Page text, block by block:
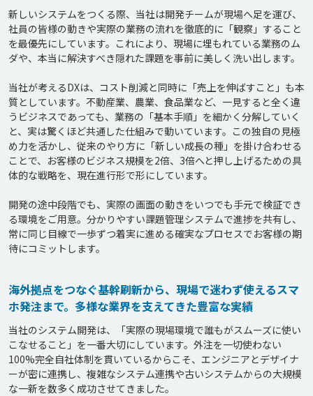
新しいシステムをつくる際、当社は開発チームが現場へ足を運び、
社員の皆様の動きや実際の業務の流れを徹底的に「観察」すること
を最優先にしています。これにより、現場に埋もれている業務のム
ダや、本当に解決すべき隠れた課題を事前に美しく洗い出します。
当社が考えるDXは、コスト削減と同時に「売上を伸ばすこと」も本
質としています。不動産業、農業、食品業など、一見すると全く違
うビジネスであっても、業務の「基本手順」を細かく分解していく
と、実は驚くほど共通した仕組みで動いています。この独自の見極
め力を活かし、従来のやり方に「新しい成長の種」を掛け合わせる
ことで、お客様のビジネス規模を2倍、3倍へと押し上げるための具
体的な戦略を、現在進行形で形にしています。
開発の途中段階でも、実際の画面の動きをいつでも手元で検証でき
る環境をご用意。分かりやすい課題管理システムで進捗を共有し、
常に同じ目線で一歩ずつ着実に進める確実なプロセスでお客様の期
海外拠点をつなぐ基幹刷新から、現場で迷わず使えるスマ
ホ発注まで。多様な業界を支えてきた豊富な実績
当社のシステム開発は、「実際の現場環境で誰もがスムーズに使い
こなせること」を一番大切にしています。外注を一切使わない
100%完全自社体制を貫いているからこそ、エンジニアとデザイナ
ーが密に連携し、複雑なシステム連携や古いシステムからの大規模
な一新を数多く成功させてきました。